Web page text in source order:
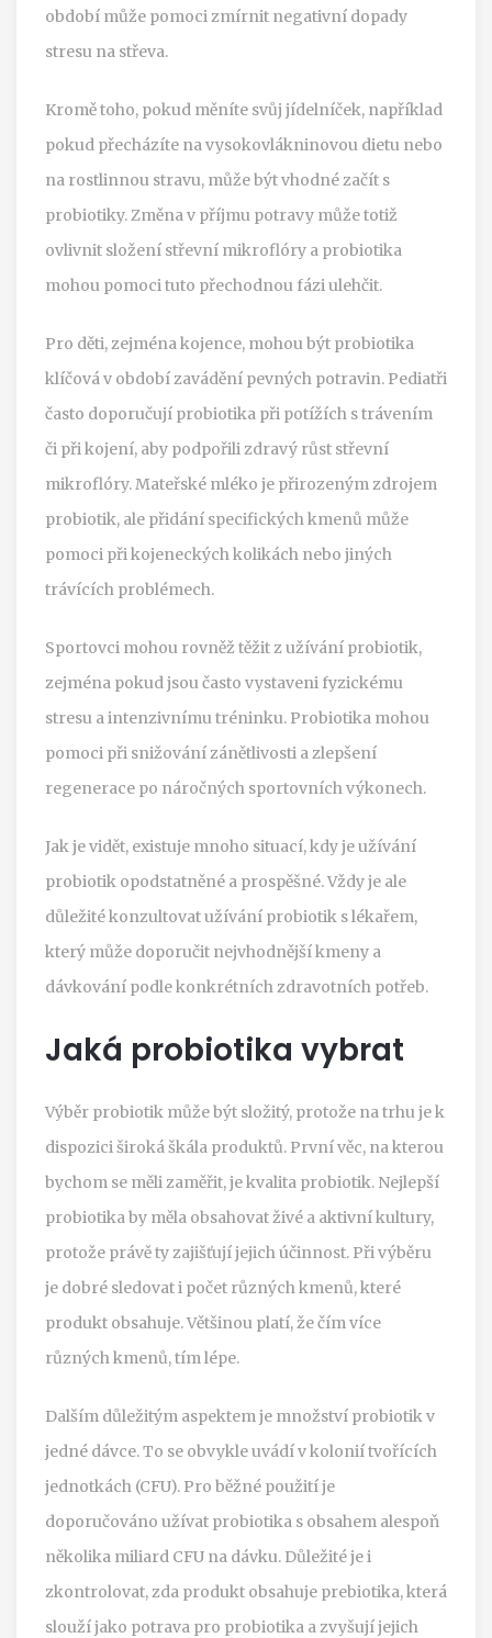
období může pomoci zmírnit negativní dopady
stresu na střeva.
Kromě toho, pokud měníte svůj jídelníček, například
pokud přecházíte na vysokovlákninovou dietu nebo
na rostlinnou stravu, může být vhodné začít s
probiotiky. Změna v příjmu potravy může totiž
ovlivnit složení střevní mikroflóry a probiotika
mohou pomoci tuto přechodnou fázi ulehčit.
Pro děti, zejména kojence, mohou být probiotika
klíčová v období zavádění pevných potravin. Pediatři
často doporučují probiotika při potížích s trávením
či při kojení, aby podpořili zdravý růst střevní
mikroflóry. Mateřské mléko je přirozeným zdrojem
probiotik, ale přidání specifických kmenů může
pomoci při kojeneckých kolikách nebo jiných
trávících problémech.
Sportovci mohou rovněž těžit z užívání probiotik,
zejména pokud jsou často vystaveni fyzickému
stresu a intenzivnímu tréninku. Probiotika mohou
pomoci při snižování zánětlivosti a zlepšení
regenerace po náročných sportovních výkonech.
Jak je vidět, existuje mnoho situací, kdy je užívání
probiotik opodstatněné a prospěšné. Vždy je ale
důležité konzultovat užívání probiotik s lékařem,
který může doporučit nejvhodnější kmeny a
dávkování podle konkrétních zdravotních potřeb.
Jaká probiotika vybrat
Výběr probiotik může být složitý, protože na trhu je k
dispozici široká škála produktů. První věc, na kterou
bychom se měli zaměřit, je kvalita probiotik. Nejlepší
probiotika by měla obsahovat živé a aktivní kultury,
protože právě ty zajišťují jejich účinnost. Při výběru
je dobré sledovat i počet různých kmenů, které
produkt obsahuje. Většinou platí, že čím více
různých kmenů, tím lépe.
Dalším důležitým aspektem je množství probiotik v
jedné dávce. To se obvykle uvádí v kolonií tvořících
jednotkách (CFU). Pro běžné použití je
doporučováno užívat probiotika s obsahem alespoň
několika miliard CFU na dávku. Důležité je i
zkontrolovat, zda produkt obsahuje prebiotika, která
slouží jako potrava pro probiotika a zvyšují jejich